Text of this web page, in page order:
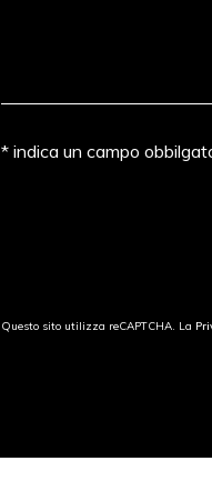
* indica un campo
Questo sito utilizza reCAPTCHA. La